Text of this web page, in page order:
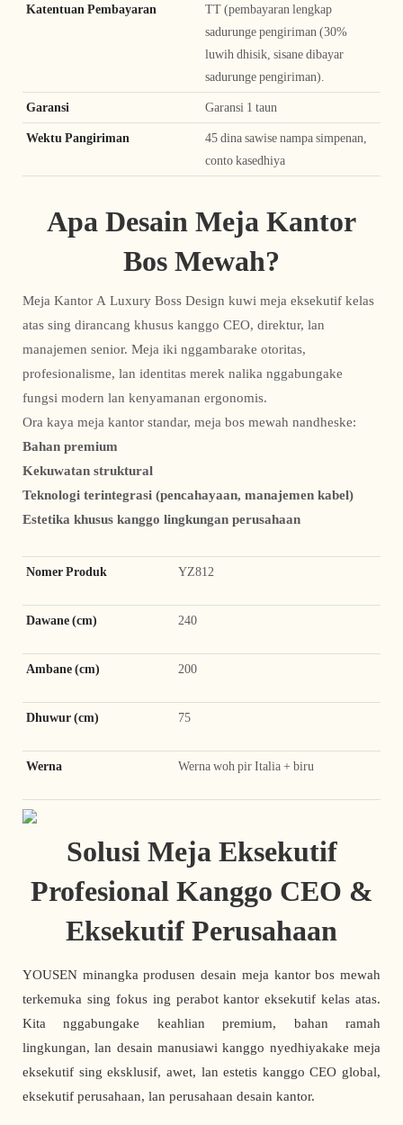
Katentuan Pembayaran
TT (pembayaran lengkap
sadurunge pengiriman (30%
luwih dhisik, sisane dibayar
sadurunge pengiriman).
Garansi Garansi 1 taun
Wektu Pangiriman
45 dina sawise nampa simpenan,
conto kasedhiya
Apa Desain Meja Kantor
Bos Mewah?
Meja Kantor A Luxury Boss Design kuwi meja eksekutif kelas
atas sing dirancang khusus kanggo CEO, direktur, lan
manajemen senior. Meja iki nggambarake otoritas,
profesionalisme, lan identitas merek nalika nggabungake
fungsi modern lan kenyamanan ergonomis.
Ora kaya meja kantor standar, meja bos mewah nandheske:
Bahan premium
Kekuwatan struktural
Teknologi terintegrasi (pencahayaan, manajemen kabel)
Estetika khusus kanggo lingkungan perusahaan
Nomer Produk YZ812
Dawane (cm) 240
Ambane (cm) 200
Dhuwur (cm) 75
Werna Werna woh pir Italia + biru
Solusi Meja Eksekutif
Profesional Kanggo CEO &
Eksekutif Perusahaan
YOUSEN minangka produsen desain meja kantor bos mewah
terkemuka sing fokus ing perabot kantor eksekutif kelas atas.
Kita nggabungake keahlian premium, bahan ramah
lingkungan, lan desain manusiawi kanggo nyedhiyakake meja
eksekutif sing eksklusif, awet, lan estetis kanggo CEO global,
eksekutif perusahaan, lan perusahaan desain kantor.